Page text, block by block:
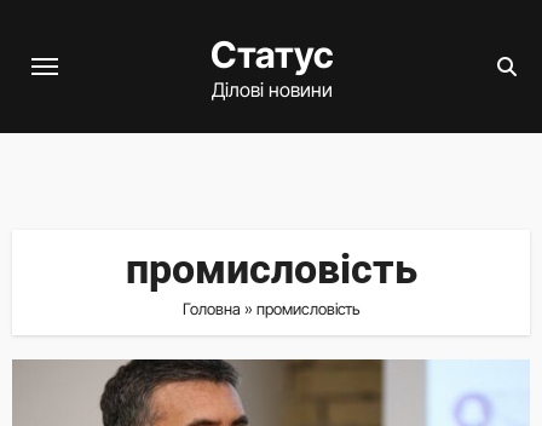
Статус
Ділові новини
промисловість
Головна » промисловість